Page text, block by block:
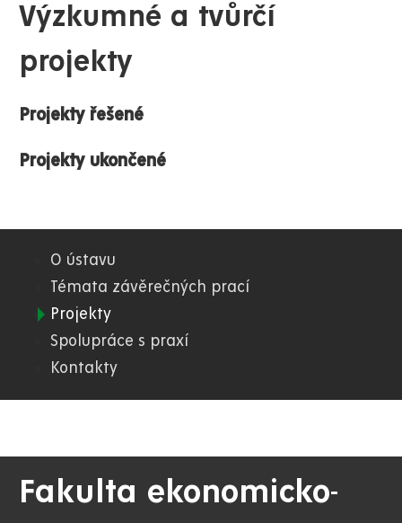
Výzkumné a tvůrčí
projekty
Projekty řešené
Projekty ukončené
03.
FES
O ústavu
Témata závěrečných prací
Projekty
Spolupráce s praxí
Kontakty
Fakulta ekonomicko-